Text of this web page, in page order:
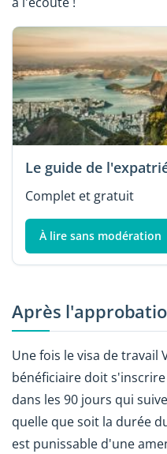
Le guide de
Complet et gratuit
À lire sans modération
Après
Une fois le visa de travail
bénéficiaire doit
dans les 90 jours qui
quelle que soit la durée
est punissable d'une